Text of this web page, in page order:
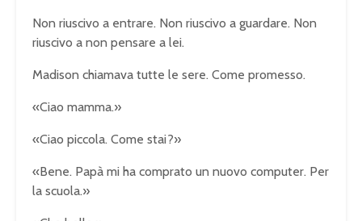
Non riuscivo a entrare. Non riuscivo a guardare. Non
riuscivo a non pensare a lei.
Madison chiamava tutte le sere. Come promesso.
«Ciao mamma.»
«Ciao piccola. Come stai?»
«Bene. Papà mi ha comprato un nuovo computer. Per
la scuola.»